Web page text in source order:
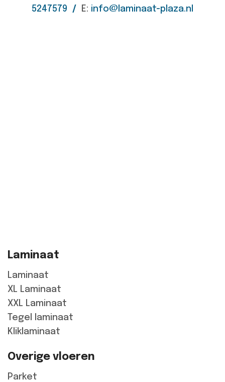
5247579
/ E: info@laminaat-plaza.nl
Laminaat
Laminaat
XL Laminaat
XXL Laminaat
Tegel laminaat
Kliklaminaat
Overige vloeren
Parket